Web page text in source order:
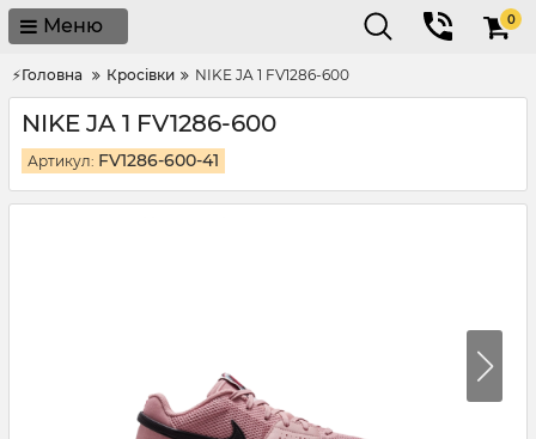
Меню 0
⚡Головна Кросівки NIKE JA 1 FV1286-600
NIKE JA 1 FV1286-600
Артикул: FV1286-600-41